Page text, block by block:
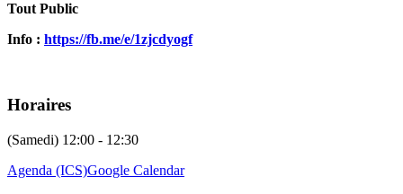
Tout Public
Info : https://fb.me/e/1zjcdyogf
Horaires
(Samedi) 12:00 - 12:30
Agenda (ICS)Google Calendar